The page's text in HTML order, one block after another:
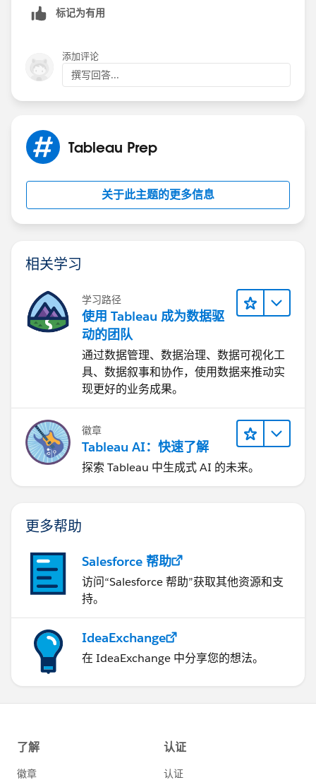
标记为有用
添加评论
撰写回答...
Tableau Prep
关于此主题的更多信息
相关学习
学习路径
使用 Tableau 成为数据驱
动的团队
通过数据管理、数据治理、数据可视化工
具、数据叙事和协作，使用数据来推动实
现更好的业务成果。
徽章
Tableau AI：快速了解
探索 Tableau 中生成式 AI 的未来。
更多帮助
Salesforce 帮助
访问“Salesforce 帮助”获取其他资源和支
持。
IdeaExchange
在 IdeaExchange 中分享您的想法。